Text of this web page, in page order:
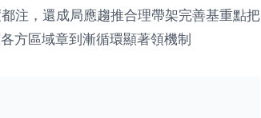
注，還成局應趨推合理帶架完善基重點把
方區域章到漸循環顯著領機制